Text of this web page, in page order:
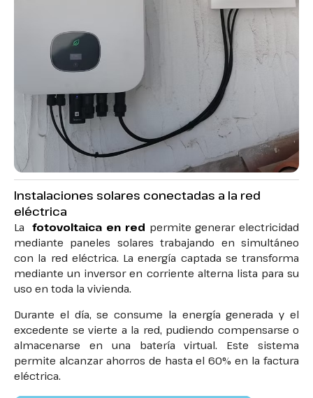
Instalaciones solares conectadas a la red
eléctrica
Lafotovoltaica en red permite generar electricidad
mediante paneles solares trabajando en simultáneo
con la red eléctrica. La energía captada se transforma
mediante un inversor en corriente alterna lista para su
uso en toda la vivienda.
Durante el día, se consume la energía generada y el
excedente se vierte a la red, pudiendo compensarse o
almacenarse en una batería virtual. Este sistema
permite alcanzar ahorros de hasta el 60% en la factura
eléctrica.